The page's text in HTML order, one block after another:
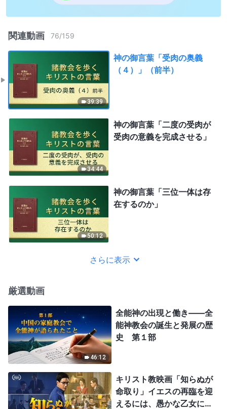
関連動画 76/159
39:39
神の御言葉「受肉の奥義
（４）」（前半）
34:44
神の御言葉「二度の受肉が
受肉の意義を完成させる」
50:12
神の御言葉「三位一体は存
在するのか」
さらに表示
厳選動画
46:12
全能神の出現と働き——全
能神教会の誕生と発展の歴
史 第１部
キリスト教映画「知らぬが
命取り」イエスの再臨を迎
えるには、愚かな乙女にな